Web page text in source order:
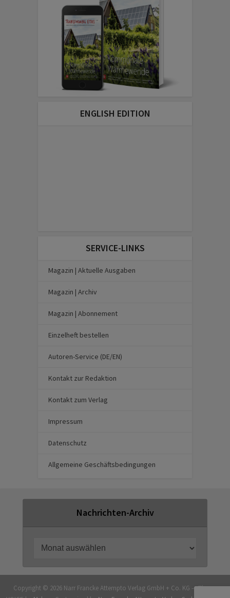
ENGLISH EDITION
SERVICE-LINKS
Magazin | Aktuelle Ausgaben
Magazin | Archiv
Magazin | Abonnement
Einzelheft bestellen
Autoren-Service (DE/EN)
Kontakt zur Redaktion
Kontakt zum Verlag
Impressum
Datenschutz
Allgemeine Geschäftsbedingungen
Nachrichten-Archiv
Copyright © 2026 Narr Francke Attempto Verlag GmbH + Co. KG — Theme